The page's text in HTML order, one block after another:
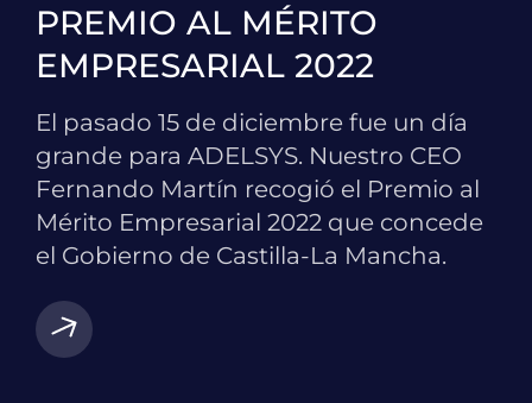
PREMIO AL MÉRITO
EMPRESARIAL 2022
El pasado 15 de diciembre fue un día
grande para ADELSYS. Nuestro CEO
Fernando Martín recogió el Premio al
Mérito Empresarial 2022 que concede
el Gobierno de Castilla-La Mancha.